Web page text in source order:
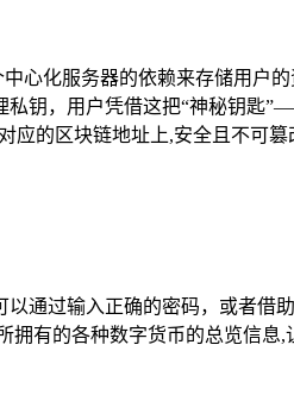
心化服务器的依赖来存储用户
钥，用户凭借这把“神秘钥匙
的区块链地址上,安全且不可篡
通过输入正确的密码，或者
有的各种数字货币的总览信息,